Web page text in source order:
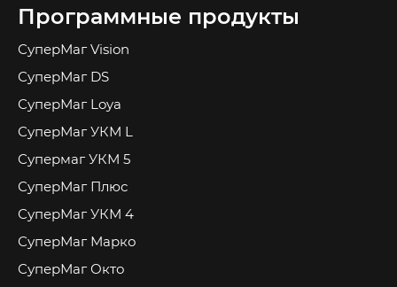
Программные продукты
СуперМаг Vision
СуперМаг DS
СуперМаг Loya
СуперМаг УКМ L
Супермаг УКМ 5
СуперМаг Плюс
СуперМаг УКМ 4
СуперМаг Марко
СуперМаг Окто